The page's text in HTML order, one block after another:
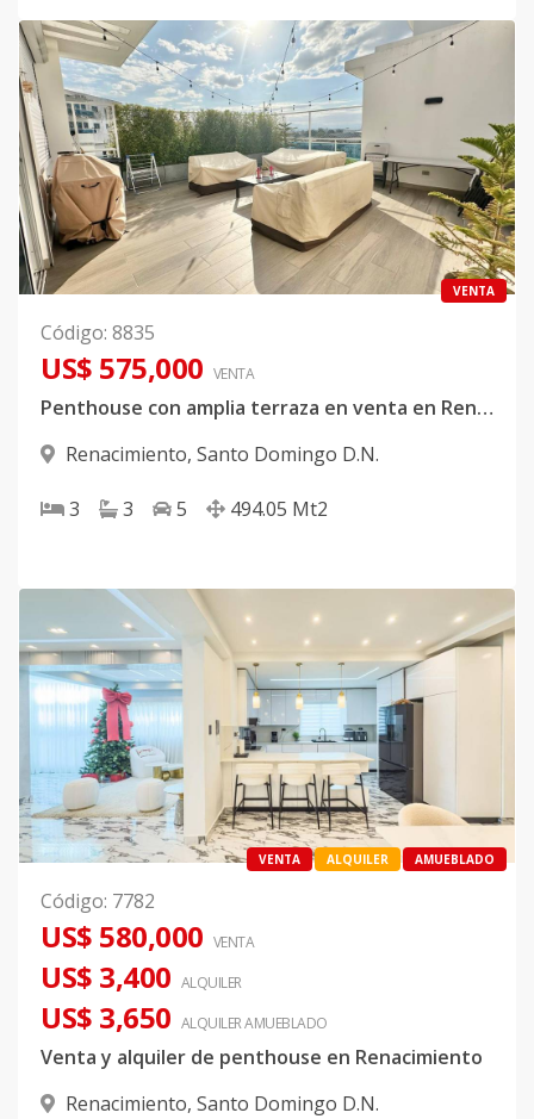
VENTA
Código: 8835
US$ 575,000 VENTA
Penthouse con amplia terraza en venta en Renacimiento
Renacimiento, Santo Domingo D.N.
3 3 5 494.05 Mt2
VENTA ALQUILER AMUEBLADO
Código: 7782
US$ 580,000 VENTA
US$ 3,400 ALQUILER
US$ 3,650 ALQUILERAMUEBLADO
Venta y alquiler de penthouse en Renacimiento
Renacimiento, Santo Domingo D.N.